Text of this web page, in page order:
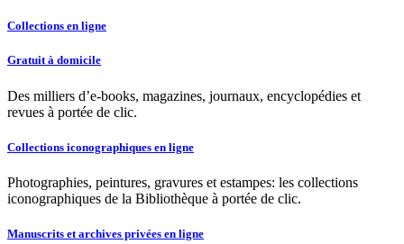
Collections en ligne
Gratuit à domicile
Des milliers d’e-books, magazines, journaux, encyclopédies et
revues à portée de clic.
Collections iconographiques en ligne
Photographies, peintures, gravures et estampes: les collections
iconographiques de la Bibliothèque à portée de clic.
Manuscrits et archives privées en ligne